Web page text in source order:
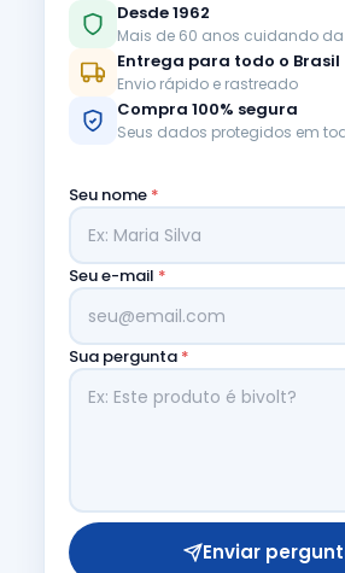
Desde 1962
Mais de 60 anos cuidando
Entrega para todo o Brasil
Envio rápido e rastreado
Compra 100% segura
Seus dados protegidos em
Seu nome *
Seu e-mail *
Sua pergunta *
Enviar